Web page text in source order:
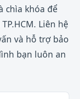
chìa khóa để
Liên hệ
và hỗ trợ bảo
bạn luôn an